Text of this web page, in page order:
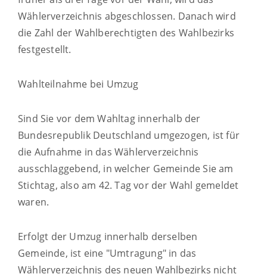
Wählerverzeichnis abgeschlossen. Danach wird
die Zahl der Wahlberechtigten des Wahlbezirks
festgestellt.
Wahlteilnahme bei Umzug
Sind Sie vor dem Wahltag innerhalb der
Bundesrepublik Deutschland umgezogen, ist für
die Aufnahme in das Wählerverzeichnis
ausschlaggebend, in welcher Gemeinde Sie am
Stichtag, also am 42. Tag vor der Wahl gemeldet
waren.
Erfolgt der Umzug innerhalb derselben
Gemeinde, ist eine "Umtragung" in das
Wählerverzeichnis des neuen Wahlbezirks nicht